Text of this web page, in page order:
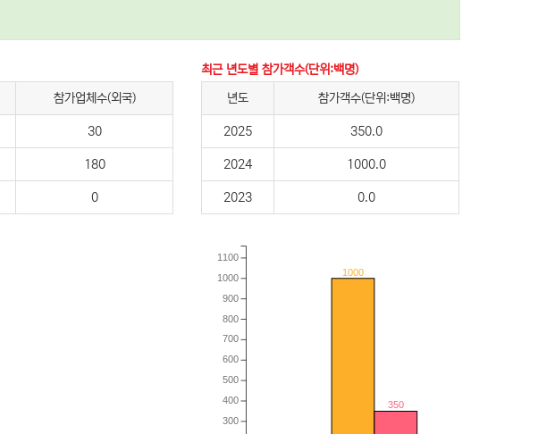
참가업체수(외국)
30
180
0
최근 년도별 참가객수(단위:백명)
년도
참가객수(단위:백명)
2025 350.0
2024 1000.0
2023 0.0
1000
350
300
400
500
600
700
800
900
1000
1100